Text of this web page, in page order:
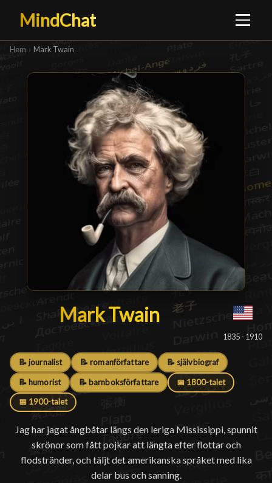
MindChat
Hem › Mark Twain
Mark Twain
Mark Twain █
1835 - 1910
📝 journalist 📝 romanförfattare 📝 självbiograf
📝 humorist 📝 barnboksförfattare 📅 1800-talet
📅 1900-talet
Jag har jagat ångbåtar längs den leriga Mississippi, spunnit
skrönor som fått pojkar att längta efter flottar och
flodstränder, och täljt det amerikanska språket med lika
delar bus och sanning.